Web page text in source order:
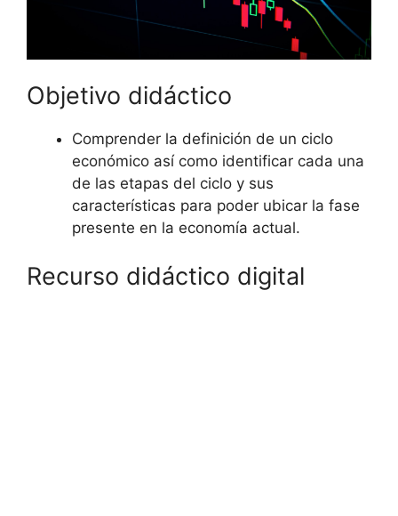
Objetivo didáctico
Comprender la definición de un ciclo
económico así como identificar cada una
de las etapas del ciclo y sus
características para poder ubicar la fase
presente en la economía actual.
Recurso didáctico digital